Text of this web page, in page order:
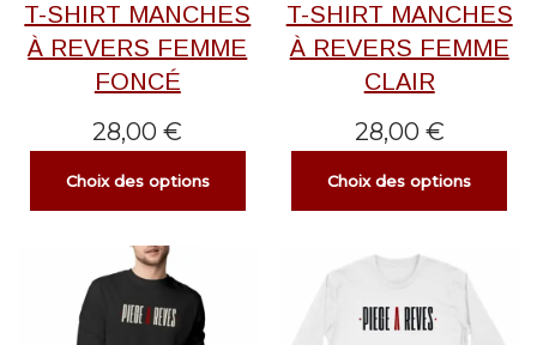
T-SHIRT MANCHES
À REVERS FEMME
FONCÉ
28,00€
Choix des options
T-SHIRT MANCHES
À REVERS FEMME
CLAIR
28,00 €
Choix des options